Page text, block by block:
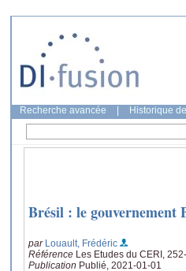
Recherche avancée Historique
Brésil : le gouvernement
par Louault, Frédéric
Référence Les Etudes du CERI,
Publication Publié, 2021-01-01